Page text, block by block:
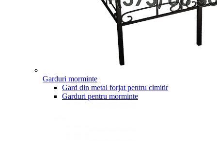
Garduri morminte
Gard din metal forjat pentru cimitir
Garduri pentru morminte